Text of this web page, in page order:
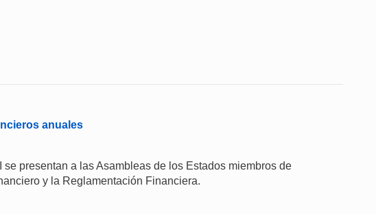
anuales
se presentan a las Asambleas de los Estados miembros de
y la Reglamentación Financiera.